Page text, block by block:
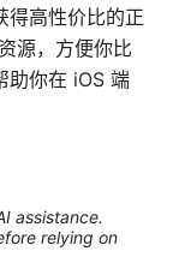
得高性价比的正
源，方便你比
助你在 iOS 端
assistance.
relying on